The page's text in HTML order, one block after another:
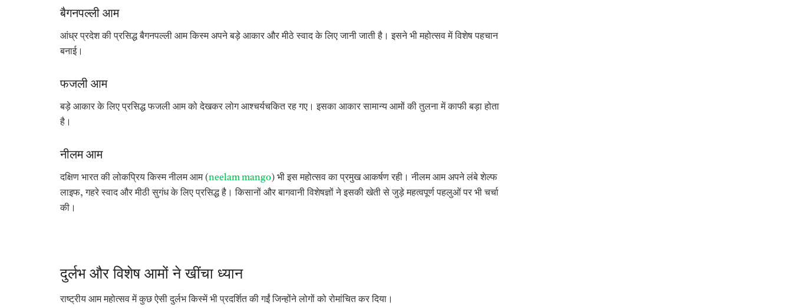
बैगनपल्ली आम
आंध्र प्रदेश की प्रसिद्ध बैगनपल्ली आम किस्म अपने बड़े आकार और मीठे स्वाद के लिए जानी जाती है। इसने भी महोत्सव में विशेष पहचान
बनाई।
फजली आम
बड़े आकार के लिए प्रसिद्ध फजली आम को देखकर लोग आश्चर्यचकित रह गए। इसका आकार सामान्य आमों की तुलना में काफी बड़ा होता
है।
नीलम आम
दक्षिण भारत की लोकप्रिय किस्म नीलम आम (neelam mango) भी इस महोत्सव का प्रमुख आकर्षण रही। नीलम आम अपने लंबे शेल्फ
लाइफ, गहरे स्वाद और मीठी सुगंध के लिए प्रसिद्ध है। किसानों और बागवानी विशेषज्ञों ने इसकी खेती से जुड़े महत्वपूर्ण पहलुओं पर भी चर्चा
की।
दुर्लभ और विशेष आमों ने खींचा ध्यान
राष्ट्रीय आम महोत्सव में कुछ ऐसी दुर्लभ किस्में भी प्रदर्शित की गईं जिन्होंने लोगों को रोमांचित कर दिया।